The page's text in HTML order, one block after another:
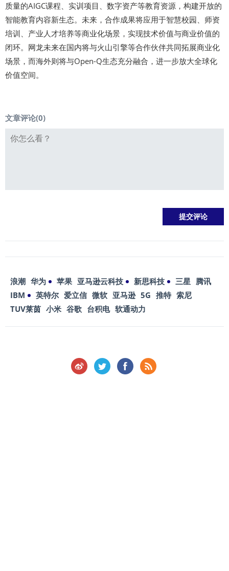
质量的AIGC课程、实训项目、数字资产等教育资源，构建开放的
智能教育内容新生态。未来，合作成果将应用于智慧校园、师资
培训、产业人才培养等商业化场景，实现技术价值与商业价值的
闭环。网龙未来在国内将与火山引擎等合作伙伴共同拓展商业化
场景，而海外则将与Open-Q生态充分融合，进一步放大全球化
价值空间。
文章评论(0)
浪潮 华为 苹果 亚马逊云科技 新思科技 三星 腾讯
IBM
英特尔 爱立信 微软 亚马逊 5G 推特 索尼
TUV莱茵 小米 谷歌 台积电 软通动力